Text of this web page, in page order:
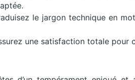
le jargon technique en
une satisfaction totale pour